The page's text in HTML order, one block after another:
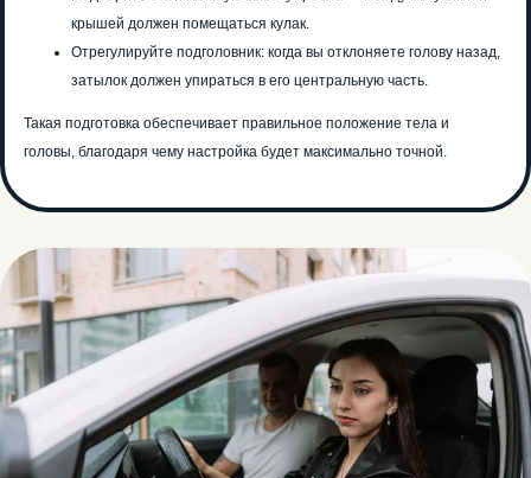
крышей должен помещаться кулак.
Отрегулируйте подголовник: когда вы отклоняете голову назад,
затылок должен упираться в его центральную часть.
Такая подготовка обеспечивает правильное положение тела и
головы, благодаря чему настройка будет максимально точной.